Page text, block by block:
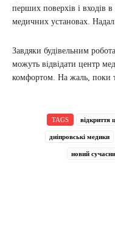
перших поверхів і входів
медичних установах.
Завдяки будівельним
можуть відвідати центр
комфортом. На жаль, поки
TAGS відкриття
дніпровські медики
новий